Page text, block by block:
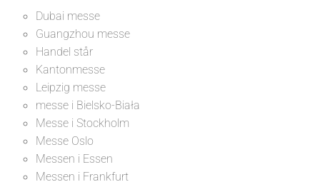
Dubai messe
Guangzhou messe
Handel står
Kantonmesse
Leipzig messe
messe i Bielsko-Biała
Messe i Stockholm
Messe Oslo
Messen i Essen
Messen i Frankfurt